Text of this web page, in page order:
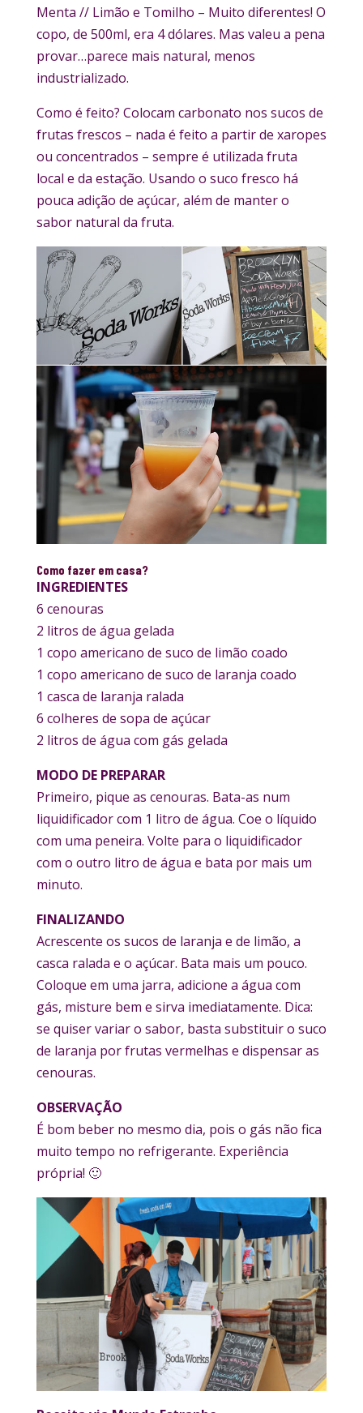
Menta // Limão e Tomilho – Muito diferentes! O
copo, de 500ml, era 4 dólares. Mas valeu a pena
provar…parece mais natural, menos
industrializado.
Como é feito? Colocam carbonato nos sucos de
frutas frescos – nada é feito a partir de xaropes
ou concentrados – sempre é utilizada fruta
local e da estação. Usando o suco fresco há
pouca adição de açúcar, além de manter o
sabor natural da fruta.
Como fazer em casa?
INGREDIENTES
6 cenouras
2 litros de água gelada
1 copo americano de suco de limão coado
1 copo americano de suco de laranja coado
1 casca de laranja ralada
6 colheres de sopa de açúcar
2 litros de água com gás gelada
MODO DE PREPARAR
Primeiro, pique as cenouras. Bata-as num
liquidificador com 1 litro de água. Coe o líquido
com uma peneira. Volte para o liquidificador
com o outro litro de água e bata por mais um
minuto.
FINALIZANDO
Acrescente os sucos de laranja e de limão, a
casca ralada e o açúcar. Bata mais um pouco.
Coloque em uma jarra, adicione a água com
gás, misture bem e sirva imediatamente. Dica:
se quiser variar o sabor, basta substituir o suco
de laranja por frutas vermelhas e dispensar as
cenouras.
OBSERVAÇÃO
É bom beber no mesmo dia, pois o gás não fica
muito tempo no refrigerante. Experiência
própria! 🙂